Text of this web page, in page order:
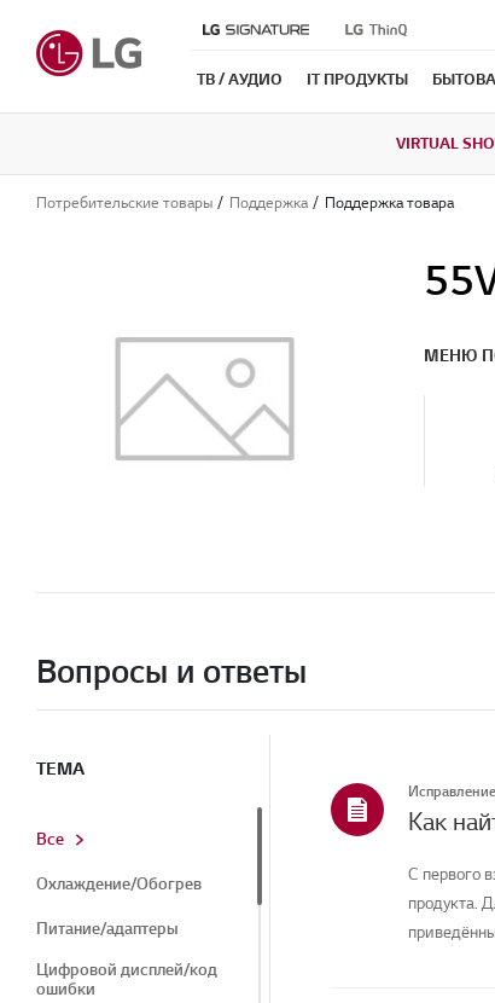
ТВ / АУДИО IT ПРОДУКТЫ
VIRTUAL
Потребительские товары Поддержка Поддержка товара
МЕНЮ
Вопросы и ответы
ТЕМА
Все
Охлаждение/Обогрев
Питание/адаптеры
Цифровой дисплей/код
ошибки
Как
С первого
продукта.